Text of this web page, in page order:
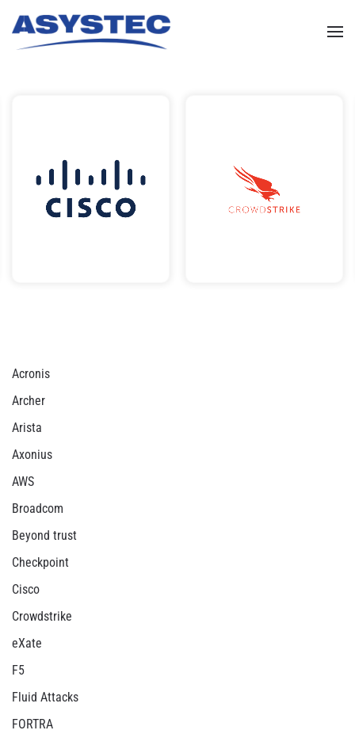
Skip to main content
Acronis
Archer
Arista
Axonius
AWS
Broadcom
Beyond trust
Checkpoint
Cisco
Crowdstrike
eXate
F5
Fluid Attacks
FORTRA